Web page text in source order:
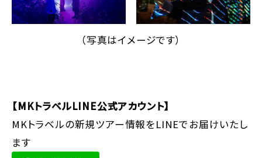
（写真はイメージです）
【MKトラベルLINE公式アカウント】
MKトラベルの新規ツアー情報をLINEでお届けいたし
ます